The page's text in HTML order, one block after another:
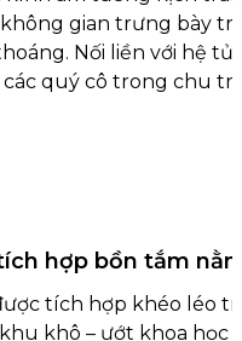
gian trưng bày
Nối liền với hệ
quý cô trong chu
hợp bồn tắm
tích hợp khéo léo
khô – ướt khoa